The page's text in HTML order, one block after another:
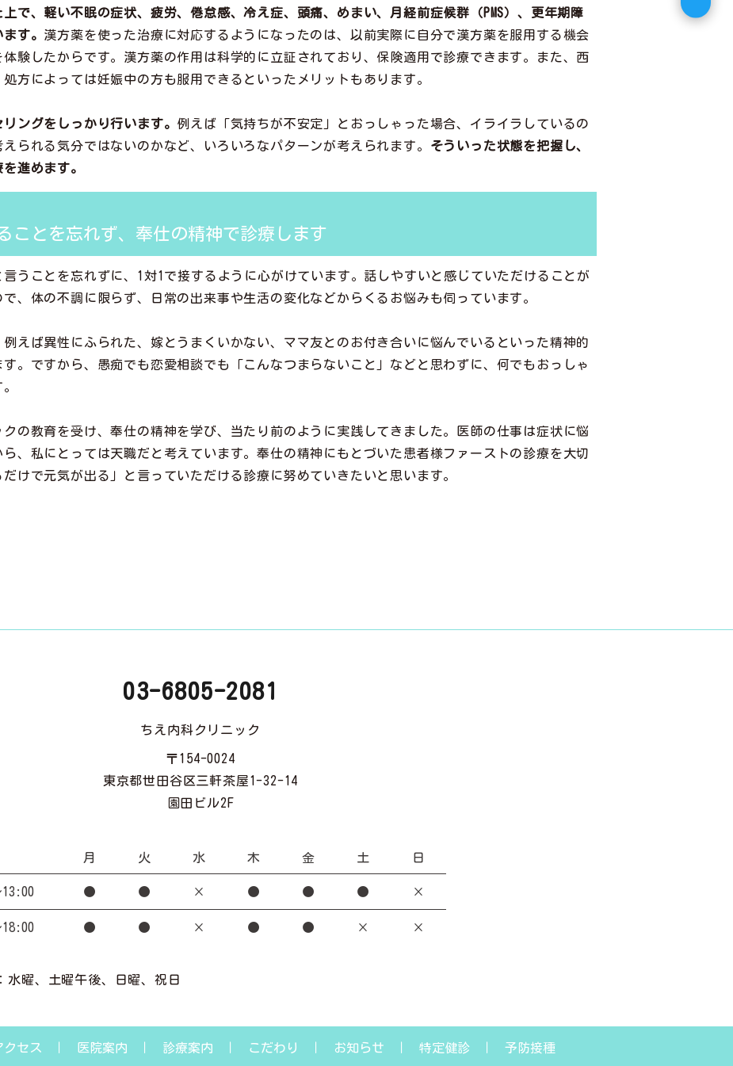
で、軽い不眠の症状、疲労、倦怠感、冷え症、頭痛、めまい、月経前症候群（PMS）、更年期障
す。 漢方薬を使った治療に対応するようになったのは、以前実際に自分で漢方薬を服用する機会
験したからです。漢方薬の作用は科学的に立証されており、保険適用で診療できます。また、西
方によっては妊娠中の方も服用できるといったメリットもあります。
ングをしっかり行います。 例えば「気持ちが不安定」とおっしゃった場合、イライラしているの
られる気分ではないのかなど、いろいろなパターンが考えられます。 そういった状態を把握し、
進めます。
ことを忘れず、奉仕の精神で診療します
言うことを忘れずに、1対1で接するように心がけています。話しやすいと感じていただけることが
、体の不調に限らず、日常の出来事や生活の変化などからくるお悩みも伺っています。
えば異性にふられた、嫁とうまくいかない、ママ友とのお付き合いに悩んでいるといった精神的
。ですから、愚痴でも恋愛相談でも「こんなつまらないこと」などと思わずに、何でもおっしゃ
の教育を受け、奉仕の精神を学び、当たり前のように実践してきました。医師の仕事は症状に悩
、私にとっては天職だと考えています。奉仕の精神にもとづいた患者様ファーストの診療を大切
けで元気が出る」と言っていただける診療に努めていきたいと思います。
03-6805-2081
ちえ内科クリニック
〒154-0024
東京都世田谷区三軒茶屋1-32-14
園田ビル2F
月 火 水 木 金 土 日
13:00 ● ● × ● ● ● ×
18:00 ● ● × ● ● × ×
水曜、土曜午後、日曜、祝日
クセス 医院案内 診療案内 こだわり お知らせ 特定健診 予防接種